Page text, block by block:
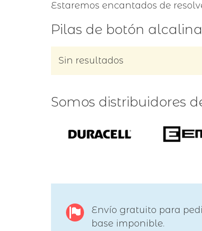
Estaremos encantados de
Pilas de botón
Sin resultados
Somos distribuidores
Envío gratuito para
base imponible.